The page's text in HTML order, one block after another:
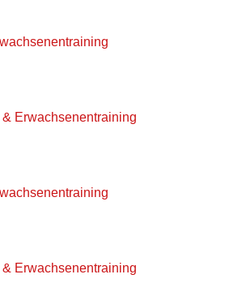
Erwachsenentraining
Erwachsenentraining